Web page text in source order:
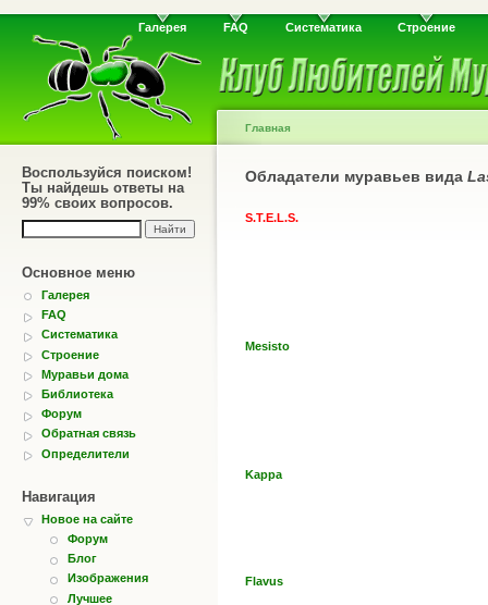
Галерея FAQ Систематика Строение
Воспользуйся поиском!
Ты найдешь ответы на
99% своих вопросов.
Основное меню
Галерея
FAQ
Систематика
Строение
Муравьи дома
Библиотека
Форум
Обратная связь
Определители
Навигация
Новое на сайте
Форум
Блог
Изображения
Лучшее
Главная
Обладатели муравьев вида
S.T.E.L.S.
Mesisto
Kappa
Flavus